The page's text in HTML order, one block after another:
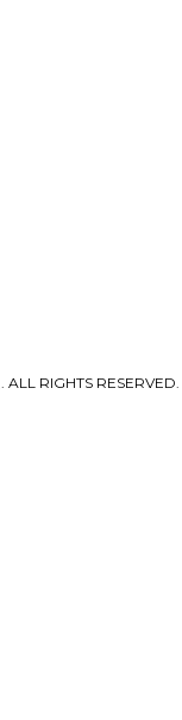
ALL RIGHTS RESERVED.